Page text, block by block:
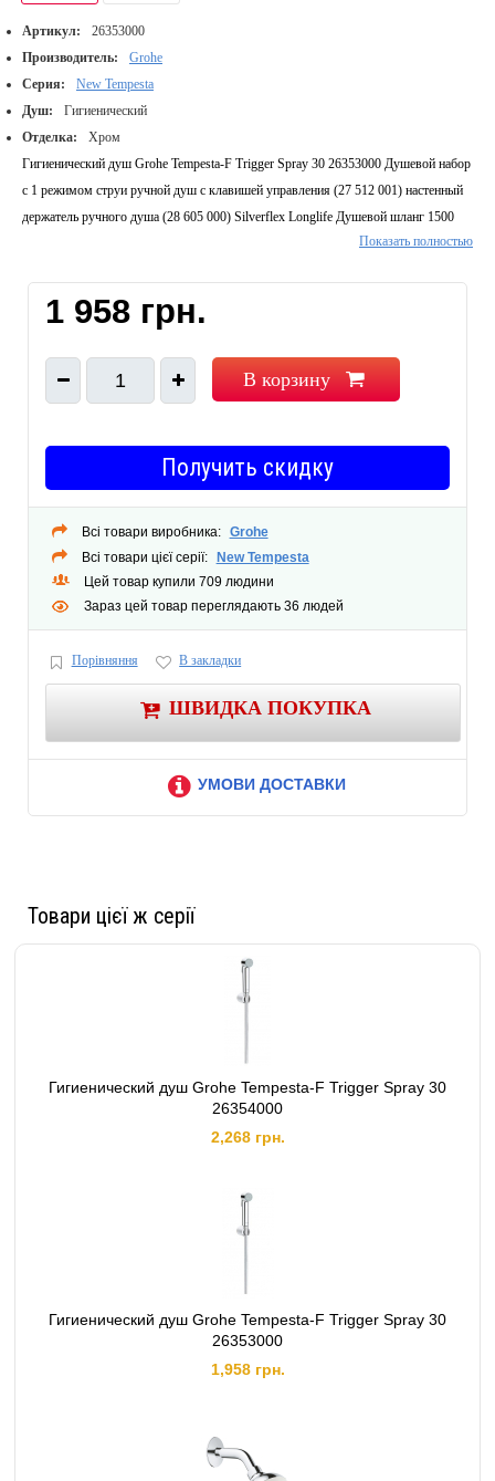
Артикул:
26353000
Производитель:
Grohe
Серия:
New Tempesta
Душ:
Гигиенический
Отделка:
Хром
Гигиенический душ Grohe Tempesta-F Trigger Spray 30 26353000 Душевой набор
с 1 режимом струи ручной душ с клавишей управления (27 512 001) настенный
держатель ручного душа (28 605 000) Silverflex Longlife Душевой шланг 1500
mm (26 346 000) GROHE StarLight® хромированная поверхность с системой
продолжительного срока службы Twistfree против перекручивания шланга
минимальное давление 1,0 бар Диаметр, см: 3,6 Длина душевого шланга,мм:
Показать полностью
1 958 грн.
1 В корзину
Получить скидку
Всі товари виробника: Grohe
Всі товари цієї серії:
New Tempesta
Цей товар купили 709 людини
Зараз цей товар переглядають 36 людей
Порівняння В закладки
ШВИДКА ПОКУПКА
УМОВИ ДОСТАВКИ
Товари цієї ж серії
Гигиенический душ Grohe Tempesta-F Trigger Spray 30
26354000
2,268 грн.
Гигиенический душ Grohe Tempesta-F Trigger Spray 30
26353000
1,958 грн.